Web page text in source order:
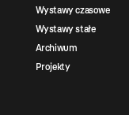
Wystawy czasowe
Wystawy stałe
Archiwum
Projekty